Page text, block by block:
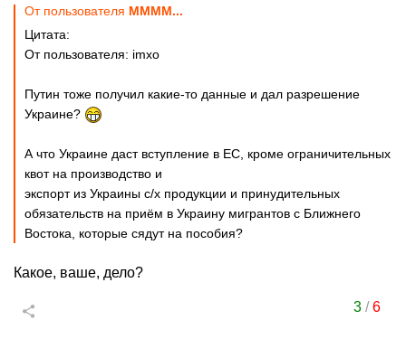
От пользователя MMMM...
Цитата:
От пользователя: imxo
Путин тоже получил какие-то данные и дал разрешение
Украине?
А что Украине даст вступление в ЕС, кроме ограничительных
квот на производство и
экспорт из Украины с/х продукции и принудительных
обязательств на приём в Украину мигрантов с Ближнего
Востока, которые сядут на пособия?
Какое, ваше, дело?
3/6